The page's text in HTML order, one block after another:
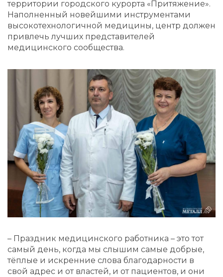
территории городского курорта «Притяжение».
Наполненный новейшими инструментами
высокотехнологичной медицины, центр должен
привлечь лучших представителей
медицинского сообщества.
– Праздник медицинского работника – это тот
самый день, когда мы слышим самые добрые,
тёплые и искренние слова благодарности в
свой адрес и от властей, и от пациентов, и они